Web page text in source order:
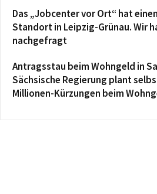
Das „Jobcenter vor Ort“ hat
Standort in Leipzig-Grünau. Wir
nachgefragt
Antragsstau beim Wohngeld in
Sächsische Regierung plant
Millionen-Kürzungen beim